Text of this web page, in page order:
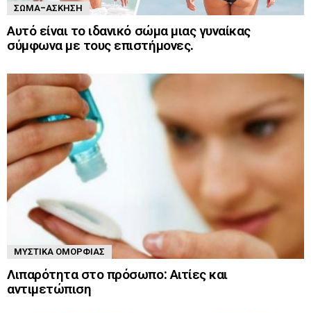
ΣΏΜΑ-ΆΣΚΗΣΗ
Αυτό είναι το ιδανικό σώμα μιας γυναίκας
σύμφωνα με τους επιστήμονες.
ΜΥΣΤΙΚΆ ΟΜΟΡΦΙΆΣ
Λιπαρότητα στο πρόσωπο: Αιτίες και
αντιμετώπιση